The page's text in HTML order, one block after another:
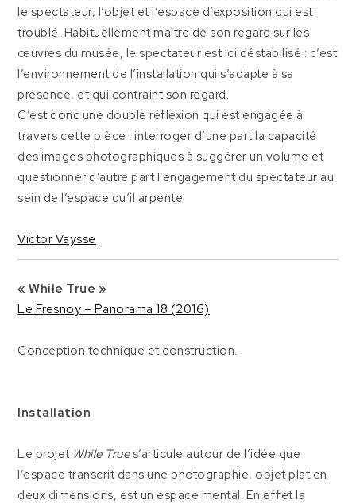
le spectateur, l’objet et l’espace d’exposition qui est
troublé. Habituellement maître de son regard sur les
œuvres du musée, le spectateur est ici déstabilisé : c’est
l’environnement de l’installation qui s’adapte à sa
présence, et qui contraint son regard.
C’est donc une double réflexion qui est engagée à
travers cette pièce : interroger d’une part la capacité
des images photographiques à suggérer un volume et
questionner d’autre part l’engagement du spectateur au
sein de l’espace qu’il arpente.
Victor Vaysse
« While True »
Le Fresnoy – Panorama 18 (2016)
Conception technique et construction.
Installation
Le projet While Trues’articule autour de l’idée que
l’espace transcrit dans une photographie, objet plat en
deux dimensions, est un espace mental. En effet la